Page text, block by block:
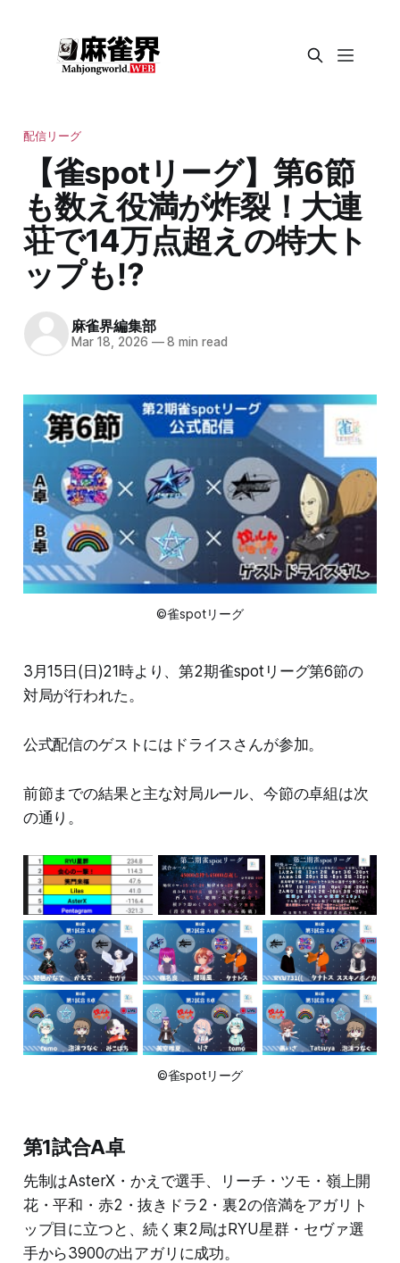
配信リーグ
【雀spotリーグ】第6節
も数え役満が炸裂！大連
荘で14万点超えの特大ト
ップも⁉
麻雀界編集部
Mar 18, 2026 —8 min read
©雀spotリーグ
3月15日(日)21時より、第2期雀spotリーグ第6節の
対局が行われた。
公式配信のゲストにはドライスさんが参加。
前節までの結果と主な対局ルール、今節の卓組は次
の通り。
©雀spotリーグ
第1試合A卓
先制はAsterX・かえで選手、リーチ・ツモ・嶺上開
花・平和・赤2・抜きドラ2・裏2の倍満をアガリト
ップ目に立つと、続く東2局はRYU星群・セヴァ選
手から3900の出アガリに成功。